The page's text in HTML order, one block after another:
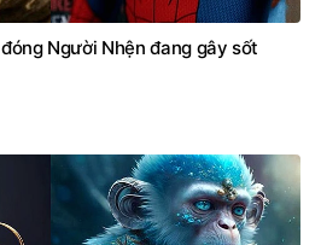
Người Nhện đang gây sốt